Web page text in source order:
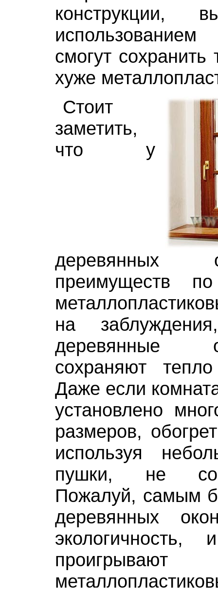
конструкции,
смогут
хуже
Стоит
заметить,
что у
деревянных
преимуществ
на
деревянные
сохраняют
Даже если
установлено
размеров,
используя
пушки, не
Пожалуй, самым
деревянных